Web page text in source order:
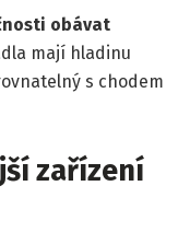
obávat
mají hladinu
s chodem
zařízení